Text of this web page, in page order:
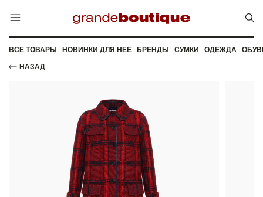
ВСЕ ТОВАРЫ НОВИНКИ ДЛЯ НЕЕ БРЕНДЫ СУМКИ ОДЕЖДА
НАЗАД